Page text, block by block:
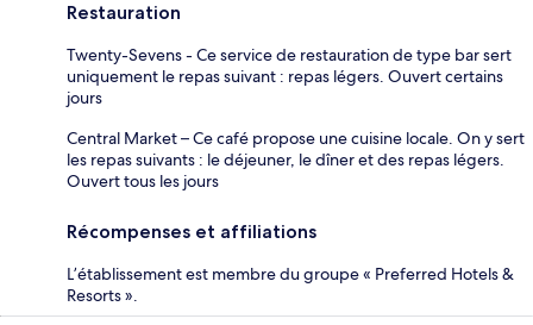
Restauration
Twenty-Sevens - Ce service de restauration de type bar sert
uniquement le repas suivant : repas légers. Ouvert certains
jours
Central Market – Ce café propose une cuisine locale. On y sert
les repas suivants : le déjeuner, le dîner et des repas légers.
Ouvert tous les jours
Récompenses et affiliations
L’établissement est membre du groupe « Preferred Hotels &
Resorts ».